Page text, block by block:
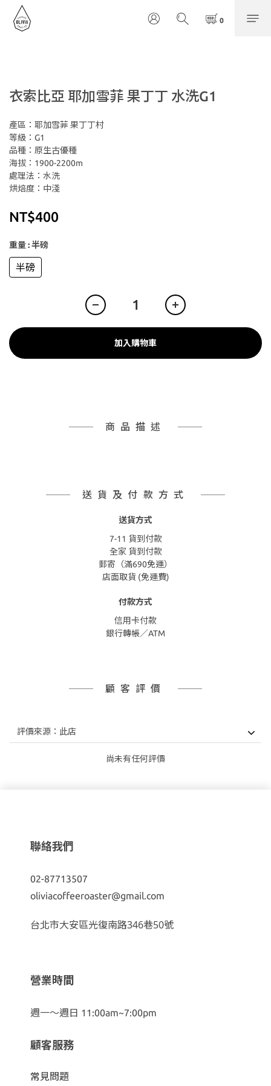
衣索比亞 耶加雪菲 果丁丁 水洗G1
產區：耶加雪菲 果丁丁村
等級：G1
品種：原生古優種
海拔：1900-2200m
處理法：水洗
烘焙度：中淺
NT$400
重量: 半磅
半磅
加入購物車
商品描述
送貨及付款方式
送貨方式
7-11 貨到付款
全家 貨到付款
郵寄（滿690免運）
店面取貨 (免運費)
付款方式
信用卡付款
銀行轉帳／ATM
顧客評價
尚未有任何評價
聯絡我們
02-87713507
oliviacoffeeroaster@gmail.com
台北市大安區光復南路346巷50號
營業時間
週一～週日 11:00am~7:00pm
顧客服務
常見問題